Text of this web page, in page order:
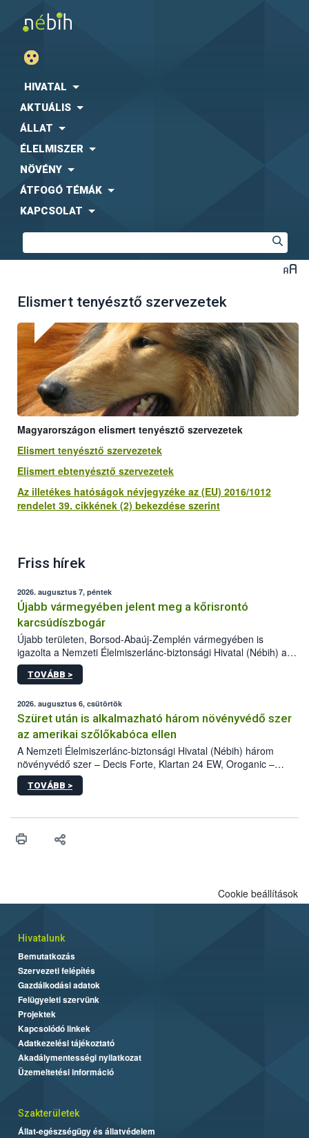
HIVATAL
AKTUÁLIS
ÁLLAT
ÉLELMISZER
NÖVÉNY
ÁTFOGÓ TÉMÁK
KAPCSOLAT
Elismert tenyésztő szervezetek
Magyarországon elismert tenyésztő szervezetek
Elismert tenyésztő szervezetek
Elismert ebtenyésztő szervezetek
Az illetékes hatóságok névjegyzéke az (EU) 2016/1012
rendelet 39. cikkének (2) bekezdése szerint
Friss hírek
2026. augusztus 7, péntek
Újabb vármegyében jelent meg a kőrisrontó
karcsúdíszbogár
Újabb területen, Borsod-Abaúj-Zemplén vármegyében is
igazolta a Nemzeti Élelmiszerlánc-biztonsági Hivatal (Nébih) a
kőrisrontó karcsúdíszbogár (Agrilus planipennis) jelenlétét. A
kártevőt nem csak színcsapdában találták meg, de már fertőzött
az intenzív felderítést, emellett az intézkedéseket a szlovák
hatósággal is összehangolják a terjedés megállítása érdekében.
TOVÁBB >
2026. augusztus 6, csütörtök
Szüret után is alkalmazható három növényvédő szer
az amerikai szőlőkabóca ellen
A Nemzeti Élelmiszerlánc-biztonsági Hivatal (Nébih) három
növényvédő szer – Decis Forte, Klartan 24 EW, Oroganic –
engedélyokiratát módosította, így azok a szüretet követően,
egészen a vesszőérettség (BBCH 91) stádiumáig
érésű szőlőkben is legyen lehetőség a károsító elleni további
felhasználók számára is elérhető és ökológiai termesztésben is
TOVÁBB >
Cookie beállítások
Hivatalunk
Bemutatkozás
Szervezeti felépítés
Gazdálkodási adatok
Felügyeleti szervünk
Projektek
Kapcsolódó linkek
Adatkezelési tájékoztató
Akadálymentességi nyilatkozat
Üzemeltetési információ
Szakterületek
Állat-egészségügy és állatvédelem